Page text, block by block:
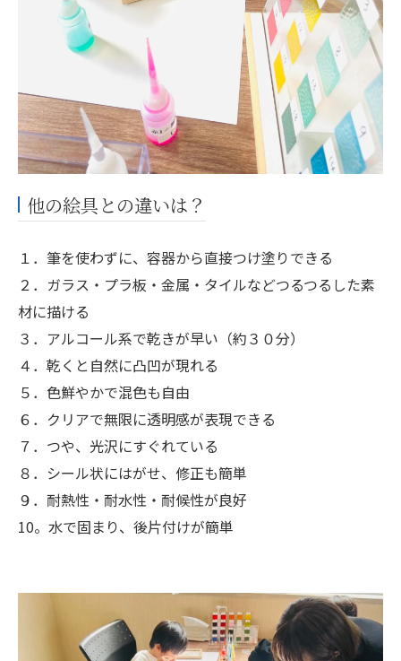
他の絵具との違いは？
１．筆を使わずに、容器から直接つけ塗りできる
２．ガラス・プラ板・金属・タイルなどつるつるした素
材に描ける
３．アルコール系で乾きが早い（約３０分）
４．乾くと自然に凸凹が現れる
５．色鮮やかで混色も自由
６．クリアで無限に透明感が表現できる
７．つや、光沢にすぐれている
８．シール状にはがせ、修正も簡単
９．耐熱性・耐水性・耐候性が良好
10。水で固まり、後片付けが簡単